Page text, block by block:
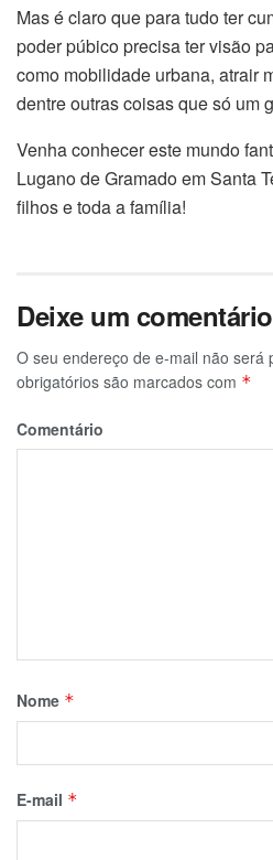
Mas é claro que para tudo ter
poder púbico precisa ter visão
como mobilidade urbana, atrair
dentre outras coisas que só um
Venha conhecer este mundo
Lugano de Gramado em Santa
filhos e toda a família!
Deixe um comentário
O seu endereço de e-mail não será
obrigatórios são marcados com *
Comentário
Nome *
E-mail *